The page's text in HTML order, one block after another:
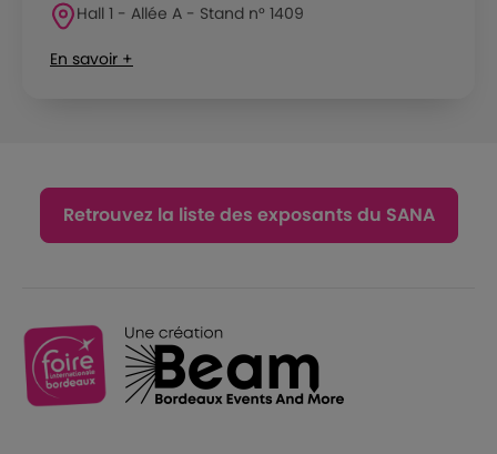
Hall 1 - Allée A - Stand n° 1409
En savoir +
Retrouvez la liste des exposants du SANA